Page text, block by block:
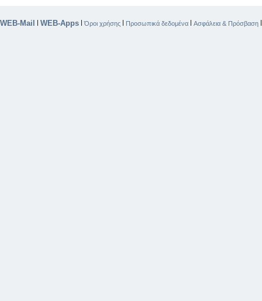
WEB-Mail WEB-Apps |Όροι χρήσης Προσωπικά δεδομένα Ασφάλεια & Πρόσβαση